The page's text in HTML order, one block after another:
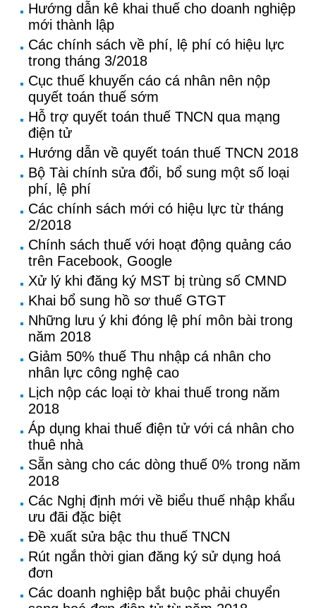
Hướng dẫn kê khai thuế cho doanh nghiệp
mới thành lập
Các chính sách về phí, lệ phí có hiệu lực
trong tháng 3/2018
Cục thuế khuyến cáo cá nhân nên nộp
quyết toán thuế sớm
Hỗ trợ quyết toán thuế TNCN qua mạng
điện tử
Hướng dẫn về quyết toán thuế TNCN 2018
Bộ Tài chính sửa đổi, bổ sung một số loại
phí, lệ phí
Các chính sách mới có hiệu lực từ tháng
2/2018
Chính sách thuế với hoạt động quảng cáo
trên Facebook, Google
Xử lý khi đăng ký MST bị trùng số CMND
Khai bổ sung hồ sơ thuế GTGT
Những lưu ý khi đóng lệ phí môn bài trong
năm 2018
Giảm 50% thuế Thu nhập cá nhân cho
nhân lực công nghệ cao
Lịch nộp các loại tờ khai thuế trong năm
2018
Áp dụng khai thuế điện tử với cá nhân cho
thuê nhà
Sẵn sàng cho các dòng thuế 0% trong năm
2018
Các Nghị định mới về biểu thuế nhập khẩu
ưu đãi đặc biệt
Đề xuất sửa bậc thu thuế TNCN
Rút ngắn thời gian đăng ký sử dụng hoá
đơn
Các doanh nghiệp bắt buộc phải chuyển